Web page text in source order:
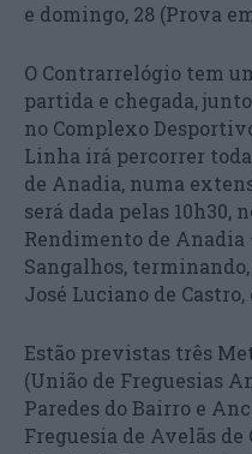
e domingo, 28 (Prova
O Contrarrelógio tem
partida e chegada,
no Complexo
Linha irá percorrer
de Anadia, numa
será dada pelas 10h30,
Rendimento de Anadia
Sangalhos, terminando,
José Luciano de Castro,
Estão previstas três
(União de Freguesias
Paredes do Bairro e
Freguesia de Avelãs de